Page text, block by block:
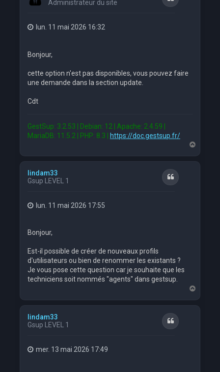
Administrateur du site
lun. 11 mai 2026 16:32
Bonjour,
cette option n'est pas disponibles, vous pouvez faire
une demande dans la section update.
Cdt
GestSup: 3.2.53 | Debian: 12 | Apache: 2.4.59 |
MariaDB: 11.5.2 | PHP: 8.3 | https://doc.gestsup.fr/
a
lindam33
Gsup LEVEL 1
Citation
lun. 11 mai 2026 17:55
Bonjour,
Est-il possible de créer de nouveaux profils
d'utilisateurs ou bien de renommer les existants ?
Je vous pose cette question car je souhaite que les
techniciens soit nommés "agents" dans gestsup.
a
lindam33
Gsup LEVEL 1
Citation
mer. 13 mai 2026 17:49